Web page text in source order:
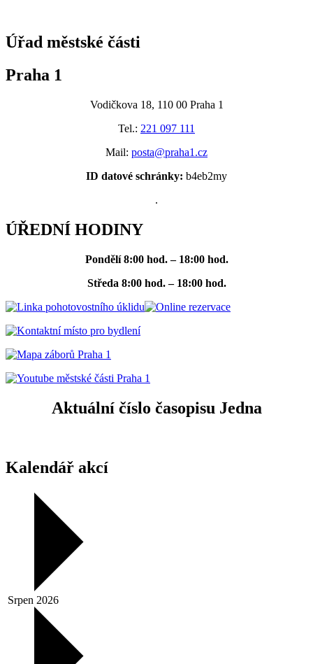
Úřad městské části
Praha 1
Vodičkova 18, 110 00 Praha 1
Tel.: 221 097 111
Mail: posta@praha1.cz
ID datové schránky: b4eb2my
.
ÚŘEDNÍ HODINY
Pondělí 8:00 hod. – 18:00 hod.
Středa 8:00 hod. – 18:00 hod.
Aktuální číslo časopisu Jedna
Kalendář akcí
Srpen 2026